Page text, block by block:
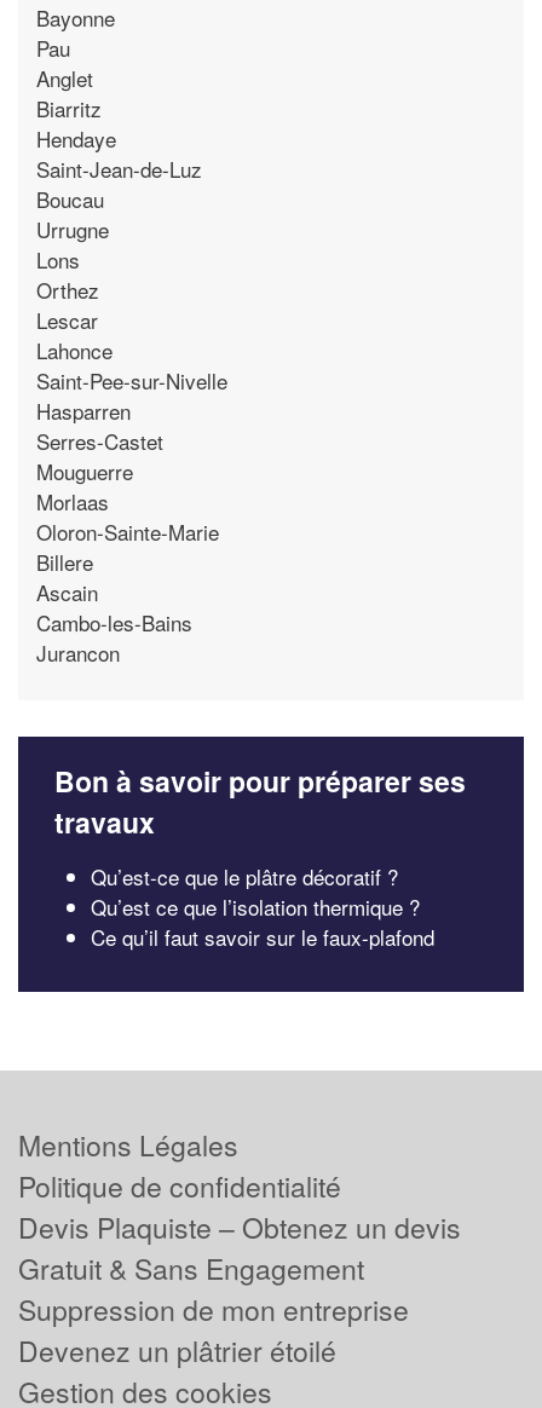
Bayonne
Pau
Anglet
Biarritz
Hendaye
Saint-Jean-de-Luz
Boucau
Urrugne
Lons
Orthez
Lescar
Lahonce
Saint-Pee-sur-Nivelle
Hasparren
Serres-Castet
Mouguerre
Morlaas
Oloron-Sainte-Marie
Billere
Ascain
Cambo-les-Bains
Jurancon
Bon à savoir pour préparer ses
travaux
Qu’est-ce que le plâtre décoratif ?
Qu’est ce que l’isolation thermique ?
Ce qu’il faut savoir sur le faux-plafond
Mentions Légales
Politique de confidentialité
Devis Plaquiste – Obtenez un devis
Gratuit & Sans Engagement
Suppression de mon entreprise
Devenez un plâtrier étoilé
Gestion des cookies